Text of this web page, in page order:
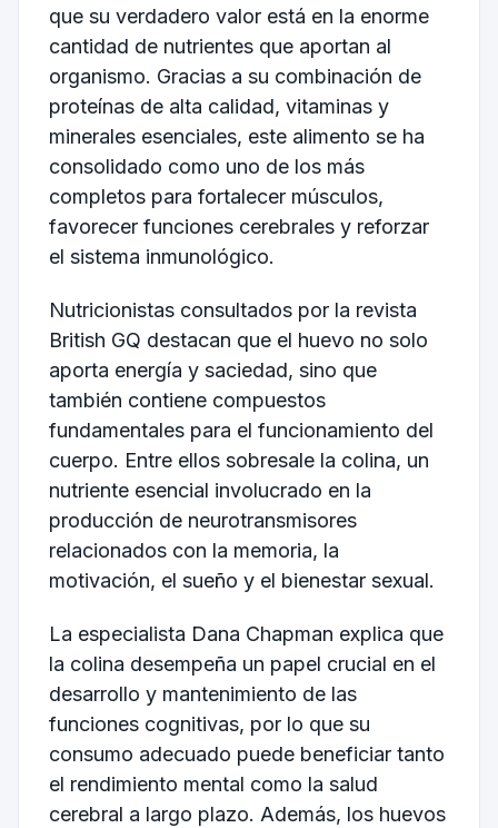
que su verdadero valor está en la enorme
cantidad de nutrientes que aportan al
organismo. Gracias a su combinación de
proteínas de alta calidad, vitaminas y
minerales esenciales, este alimento se ha
consolidado como uno de los más
completos para fortalecer músculos,
favorecer funciones cerebrales y reforzar
el sistema inmunológico.
Nutricionistas consultados por la revista
British GQ destacan que el huevo no solo
aporta energía y saciedad, sino que
también contiene compuestos
fundamentales para el funcionamiento del
cuerpo. Entre ellos sobresale la colina, un
nutriente esencial involucrado en la
producción de neurotransmisores
relacionados con la memoria, la
motivación, el sueño y el bienestar sexual.
La especialista Dana Chapman explica que
la colina desempeña un papel crucial en el
desarrollo y mantenimiento de las
funciones cognitivas, por lo que su
consumo adecuado puede beneficiar tanto
el rendimiento mental como la salud
cerebral a largo plazo. Además, los huevos